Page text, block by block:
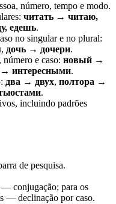
número, tempo e modo.
читать → читаю,
едешь.
no singular e no plural:
, дочь → дочери.
e caso: новый →
→ интересными.
два → двух, полтора →
.
incluindo padrões
de pesquisa.
— conjugação; para os
— declinação por caso.